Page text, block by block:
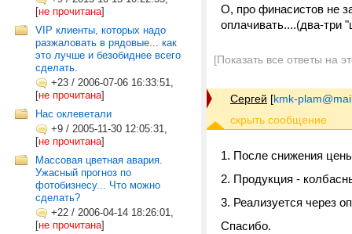
[не прочитана]
VIP клиенты, которых надо
разжаловать в рядовые... как
это лучше и безобиднее всего
сделать.
+23 / 2006-07-06 16:33:51,
[не прочитана]
Нас оклеветали
+9 / 2005-11-30 12:05:31,
[не прочитана]
Массовая цветная авария.
Ужасный прогноз по
фотобизнесу... Что можно
сделать?
+22 / 2006-04-14 18:26:01,
[не прочитана]
О, про финасистов не
оплачивать....(два-три
[Показать все ответы на
Сергей [kmk-
1. После снижения
2. Продукция -
3. Реализуется через
Спасибо.